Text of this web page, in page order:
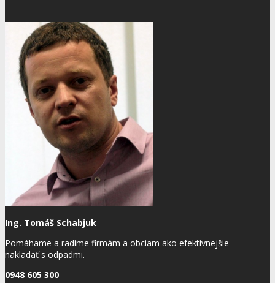
Ing. Tomáš Schabjuk
Pomáhame a radíme firmám a obciam ako efektívnejšie
nakladať s odpadmi.
0948 605 300